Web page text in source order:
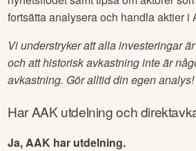
fortsätta analysera och handla aktier i
Vi understryker att alla investeringar
och att historisk avkastning inte är
avkastning. Gör alltid din egen analys!
HarAAKutdelning och
Ja, AAK har utdelning.